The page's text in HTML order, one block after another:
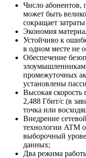
Число абонентов,
может быть
сокращает
Экономия
Устойчиво к
в одном месте не
Обеспечение
промежуточных
установлены
Высокая скорость
2,488 Гбит/с (в
точка или
Внедрение
технологии ATM
выборочный
данных;
Два режима